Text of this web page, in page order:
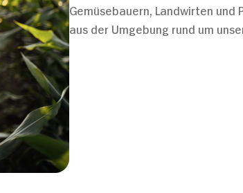
Gemüsebauern, Landwirten und
aus der Umgebung rund um